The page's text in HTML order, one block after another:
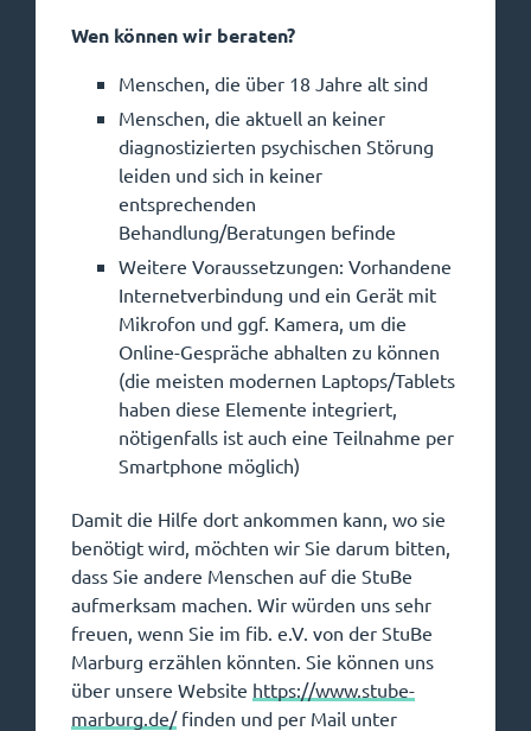
Wen können wir beraten?
Menschen, die über 18 Jahre alt sind
Menschen, die aktuell an keiner
diagnostizierten psychischen Störung
leiden und sich in keiner
entsprechenden
Behandlung/Beratungen befinde
Weitere Voraussetzungen: Vorhandene
Internetverbindung und ein Gerät mit
Mikrofon und ggf. Kamera, um die
Online-Gespräche abhalten zu können
(die meisten modernen Laptops/Tablets
haben diese Elemente integriert,
nötigenfalls ist auch eine Teilnahme per
Smartphone möglich)
Damit die Hilfe dort ankommen kann, wo sie
benötigt wird, möchten wir Sie darum bitten,
dass Sie andere Menschen auf die StuBe
aufmerksam machen. Wir würden uns sehr
freuen, wenn Sie im fib. e.V. von der StuBe
Marburg erzählen könnten. Sie können uns
über unsere Website https://www.stube-
marburg.de/finden und per Mail unter